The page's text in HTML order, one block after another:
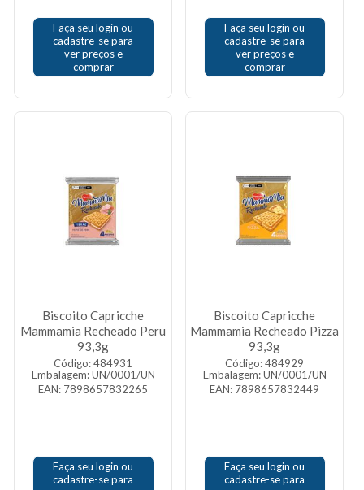
Faça seu login ou
cadastre-se para
ver preços e
comprar
Faça seu login ou
cadastre-se para
ver preços e
comprar
Biscoito Capricche
Mammamia Recheado Peru
93,3g
Código: 484931
Embalagem: UN/0001/UN
EAN: 7898657832265
Faça seu login ou
cadastre-se para
Biscoito Capricche
Mammamia Recheado Pizza
93,3g
Código: 484929
Embalagem: UN/0001/UN
EAN: 7898657832449
Faça seu login ou
cadastre-se para